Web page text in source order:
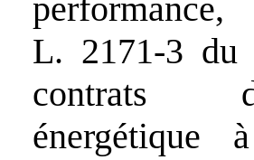
L. 2171‑3 du
contrats
énergétique